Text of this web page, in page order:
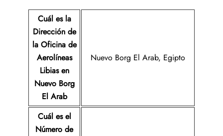
Cuál es la
Dirección de
la Oficina de
Aerolíneas
Libias en
Nuevo Borg
El Arab
Nuevo Borg El Arab, Egipto
Cuál es el
Número de